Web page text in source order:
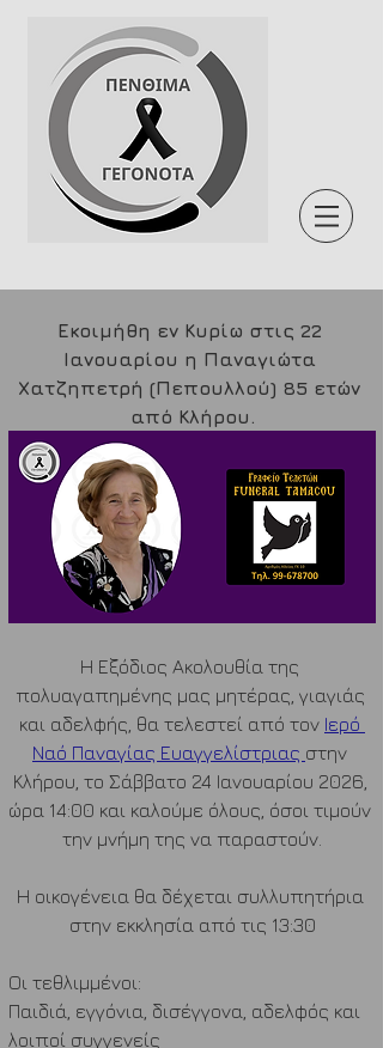
Εκοιμήθη εν Κυρίω στις 22
Ιανουαρίου η Παναγιώτα
Χατζηπετρή (Πεπουλλού) 85 ετών
από Κλήρου.
Η Εξόδιος Ακολουθία της
πολυαγαπημένης μας μητέρας, γιαγιάς
και αδελφής, θα τελεστεί από τον Ιερό
Ναό Παναγίας Ευαγγελίστριας στην
Κλήρου, το Σάββατο 24 Ιανουαρίου 2026,
ώρα 14:00 και καλούμε όλους, όσοι τιμούν
την μνήμη της να παραστούν.
Η οικογένεια θα δέχεται συλλυπητήρια
στην εκκλησία από τις 13:30
Οι τεθλιμμένοι:
Παιδιά, εγγόνια, δισέγγονα, αδελφός και
λοιποί συγγενείς